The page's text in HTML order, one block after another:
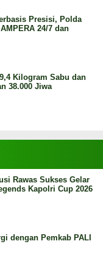
Presisi, Polda
24/7 dan
Kilogram Sabu dan
38.000 Jiwa
Rawas Sukses Gelar
Kapolri Cup 2026
dengan Pemkab PALI